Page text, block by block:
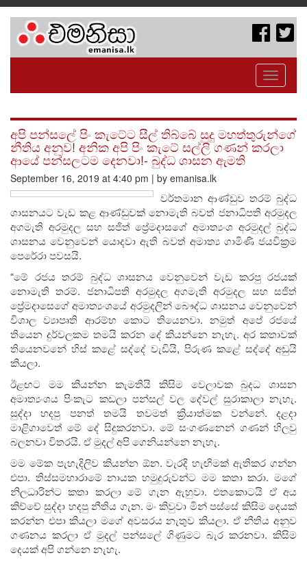
Toggle
අපි පන්සලේ පිං කැටේට සීල් තිබ්බේ සුදු මහත්තුරුන්ගේ
නීතිය අනුව! අනික අපි පිං කැටේ සල්ලි ගණන් කරලා
ආයේ පන්සලටම දෙනවා!- බුද්ධ ශාසන ඇමති
September 16, 2019 at 4:40 pm | by emanisa.lk
වර්තමාන ආණ්ඩුව තරම් බුද්ධ
ශාසනයට වැඩ කළ ආණ්ඩුවක් නොමැති බවත් ජනාධිපති අරමුදල
අගමැති අරමුදල සහ සජිත් ප්‍රේමදාසගේ අමාත්‍යංශ අරමුදල් බුද්ධ
ශාසනය වෙනුවෙන් යොදවා ඇති බවත් අමාත්‍ය ගාමිණි ජයවික‍්‍රම
පෙරේරා පවසයි.
“මේ රජය තරම් බුද්ධ ශාසනය වෙනුවෙන් වැඩ කරපු රජයක්
නොමැති තරම්. ජනාධිපති අරමුදල අගමැති අරමුදල සහ සජිත්
ප්‍රේමදාස‍ෙගේ අමාත්‍යංශයේ අරමුදලින් බෞද්ධ ශාසනය වෙනුවෙන්
විශාල ව්‍යාපෘති ආරම්භ කොට තියෙනවා. නමුත් අපේ රජයේ
තියෙන දුර්වලකම තමයි කරන දේ කියන්නෙ නැහැ. අර කතාවක්
තියෙනවනේ හිස් කළේ සද්දේ වැඩියි, පිරුණ කළේ සද්දේ අඩුයි
කියලා.
ඊළඟට මම කියන්න කැමතියි කිසිම වෙලාවක බුදධ ශාසන
අමාත්‍යංශය පිංකැට කඩලා පන්සල් වල දේවල් සුරාකාලා නැහැ.
සුද්දා හදපු පනත් තමයි තවමත් ක්‍රියාත්මක වන්නේ. දළදා
මාළිගාවෙත් මේ දේ සිදුකරනවා. මේ සංගණනෙන් ගණන් හිලවු
බලනවා විතරයි. ඒ මුදල් අපි ගෙනියන්නෙ නැහැ.
මම මේක පැහැදිලිව කියන්න ඕන. වැරදි හැඟිමක් ඇතිකර ගන්න
එපා. තිස්සමහාරාමේ නායක හමුදුරුවන්ට මම කතා කරා. මගේ
නිලධාරින්ට කතා කරලා මේ ගැන ඇහුවා. එතකොටයි ඒ අය
කිව්වේ සුද්දා හදපු නීතිය ගැන. මං කිවුවා මින් පස්සේ කිසිම දෙයක්
කරන්න එපා කියලා මගේ අවසරය නැතුව කියලා. ඒ නීතිය අනුව
ගණනය කරලා ඒ මුදල් පන්සලේ ගිණුමට බැර කරනවා. කිසිම
දෙයක් අපි ගන්නෙ නැහැ.